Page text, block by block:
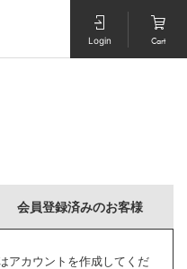
Login Cart
会員登録済みのお客様
アカウントを作成してくだ